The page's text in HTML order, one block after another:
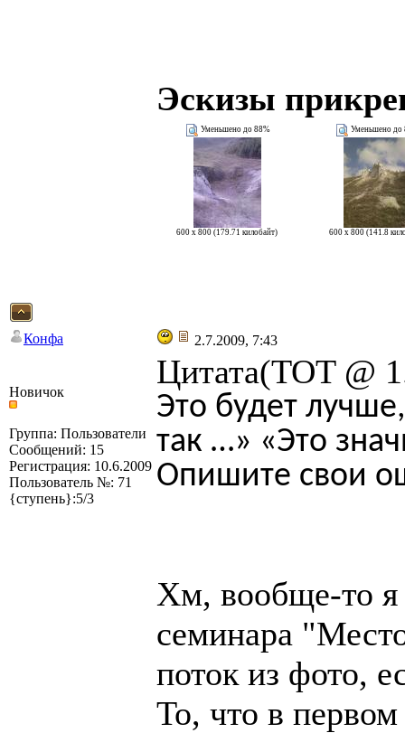
Эскизы
Уменьшено до 88%
600 x 800 (179.71 килобайт)
Уменьшено до
600 x 800 (141.8
Конфа 2.7.2009, 7:43
Новичок
Группа: Пользователи
Сообщений: 15
Регистрация: 10.6.2009
Пользователь №: 71
{ступень}:5/3
Цитата(TOT @
Это будет
так …» «Это
Опишите свои
Хм, вообще-то я
семинара
поток из фото,
То, что в